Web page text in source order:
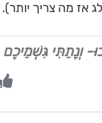
אז מה צריך יותר).
וְנָתַתִּי